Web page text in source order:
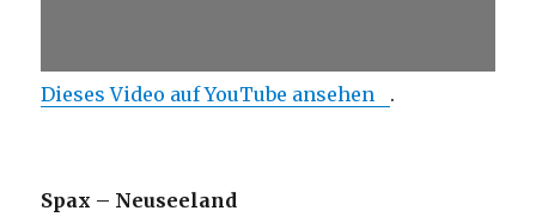
Dieses Video auf YouTube ansehen .
Spax – Neuseeland